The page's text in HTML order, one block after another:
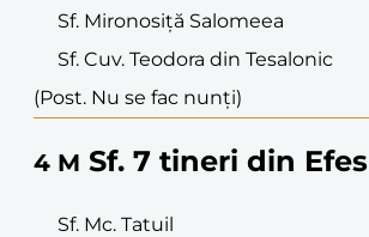
Sf. Mironosiță Salomeea
Sf. Cuv. Teodora din Tesalonic
(Post. Nu se fac nunți)
4 M Sf. 7 tineri din Efes
Sf. Mc. Tatuil